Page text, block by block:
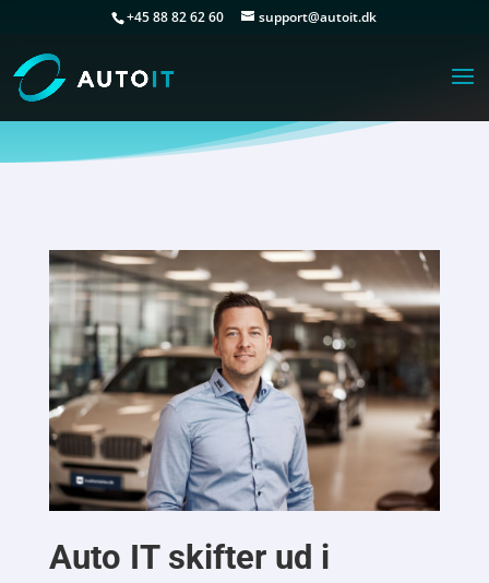
+45 88 82 62 60 support@autoit.dk
Auto IT skifter ud i